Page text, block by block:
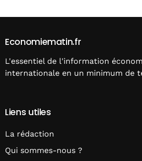
Economiematin.fr
L'essentiel de l'information
internationale en un minimum de
Liens utiles
La rédaction
Qui sommes-nous ?